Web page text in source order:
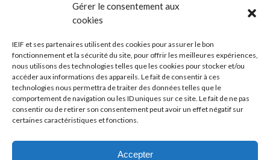
Gérer le consentement aux
cookies
IEIF et ses partenaires utilisent des cookies pour assurer le bon
fonctionnement et la sécurité du site, pour offrir les meilleures expériences,
nous utilisons des technologies telles que les cookies pour stocker et/ou
accéder aux informations des appareils. Le fait de consentir à ces
technologies nous permettra de traiter des données telles que le
comportement de navigation ou les ID uniques sur ce site. Le fait de ne pas
consentir ou de retirer son consentement peut avoir un effet négatif sur
certaines caractéristiques et fonctions.
Accepter
Prénom*
E-mail*